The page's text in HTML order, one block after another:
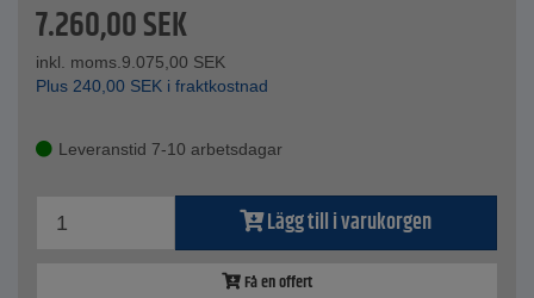
7.260,00SEK
inkl. moms.9.075,00 SEK
Plus 240,00 SEK i fraktkostnad
Leveranstid 7-10 arbetsdagar
Lägg till i varukorgen
Få en offert